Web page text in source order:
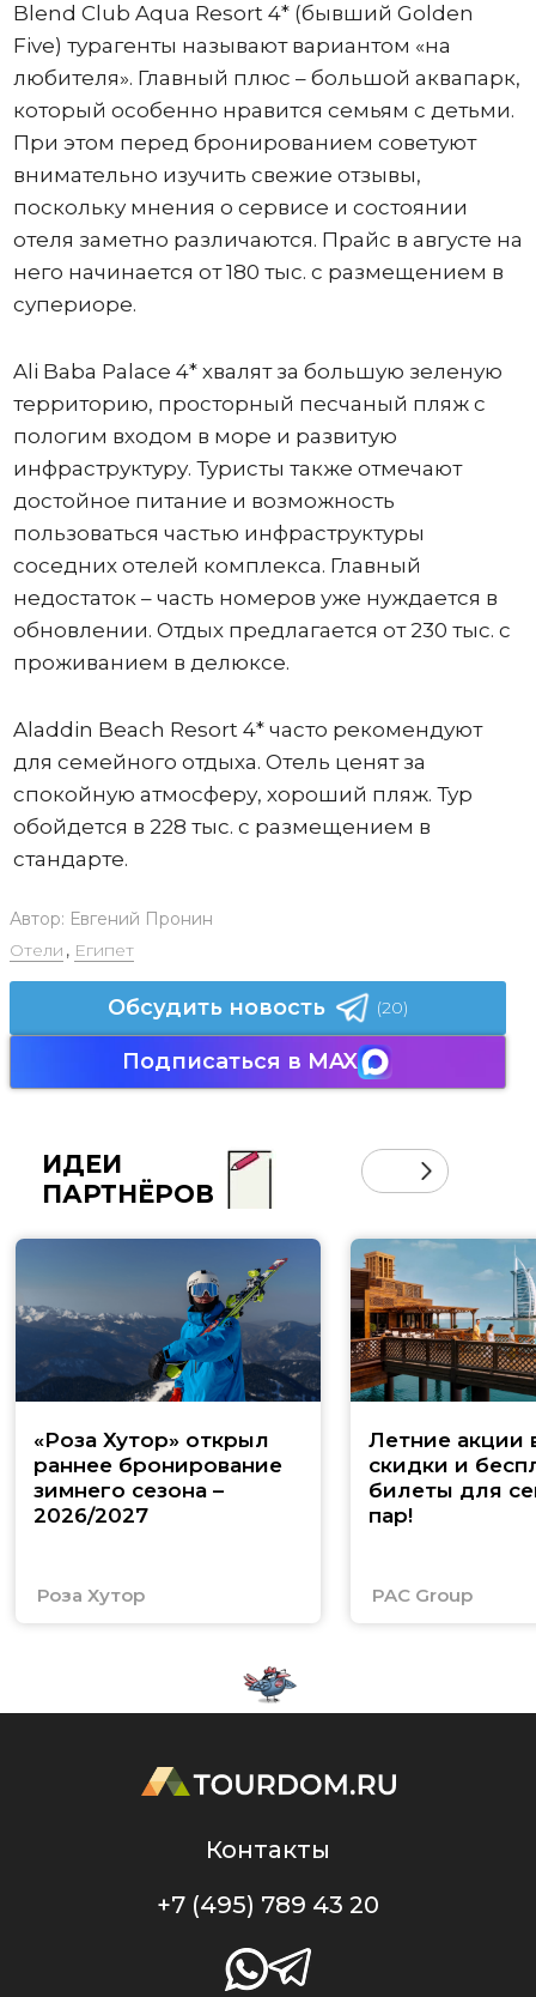
Blend Club Aqua Resort 4* (бывший Golden
Five) турагенты называют вариантом «на
любителя». Главный плюс – большой аквапарк,
который особенно нравится семьям с детьми.
При этом перед бронированием советуют
внимательно изучить свежие отзывы,
поскольку мнения о сервисе и состоянии
отеля заметно различаются. Прайс в августе на
него начинается от 180 тыс. с размещением в
супериоре.
Ali Baba Palace 4* хвалят за большую зеленую
территорию, просторный песчаный пляж с
пологим входом в море и развитую
инфраструктуру. Туристы также отмечают
достойное питание и возможность
пользоваться частью инфраструктуры
соседних отелей комплекса. Главный
недостаток – часть номеров уже нуждается в
обновлении. Отдых предлагается от 230 тыс. с
проживанием в делюксе.
Aladdin Beach Resort 4* часто рекомендуют
для семейного отдыха. Отель ценят за
спокойную атмосферу, хороший пляж. Тур
обойдется в 228 тыс. с размещением в
стандарте.
Автор: Евгений Пронин
Отели , Египет
Обсудить новость (20)
Подписаться в MAX
ИДЕИ
ПАРТНЁРОВ
«Роза Хутор» открыл
раннее бронирование
зимнего сезона –
2026/2027
Роза Хутор
Летние акции
скидки и
билеты для
пар!
PAC Group
Контакты
+7 (495) 789 43 20